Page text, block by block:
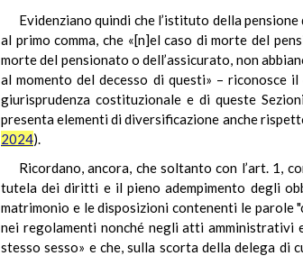
Evidenziano quindi che l’istituto della
al primo comma, che «[n]el caso di morte del
morte del pensionato o dell’assicurato, non
al momento del decesso di questi» – riconosce
giurisprudenza costituzionale e di queste
presenta elementi di diversificazione anche
2024).
Ricordano, ancora, che soltanto con l’art. 1,
tutela dei diritti e il pieno adempimento degli
matrimonio e le disposizioni contenenti le parole
nei regolamenti nonché negli atti amministrativi
stesso sesso» e che, sulla scorta della delega di